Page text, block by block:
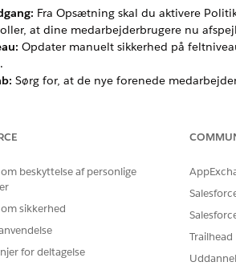
Fra Opsætning skal du aktivere
at dine medarbejderbrugere nu
Opdater manuelt sikkerhed på
Sørg for, at de nye forenede
beskyttelse af personlige
sikkerhed
for deltagelse
Trailhead